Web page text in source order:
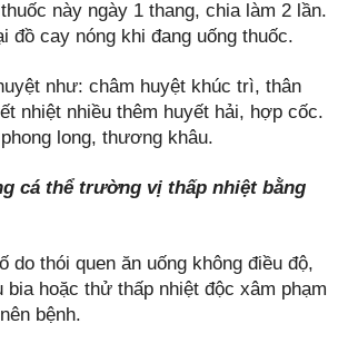
này ngày 1 thang, chia làm 2 lần.
đồ cay nóng khi đang uống thuốc.
như: châm huyệt khúc trì, thân
nhiệt nhiều thêm huyết hải, hợp cốc.
long, thương khâu.
cá thể trường vị thấp nhiệt bằng
do thói quen ăn uống không điều độ,
bia hoặc thử thấp nhiệt độc xâm phạm
bệnh.